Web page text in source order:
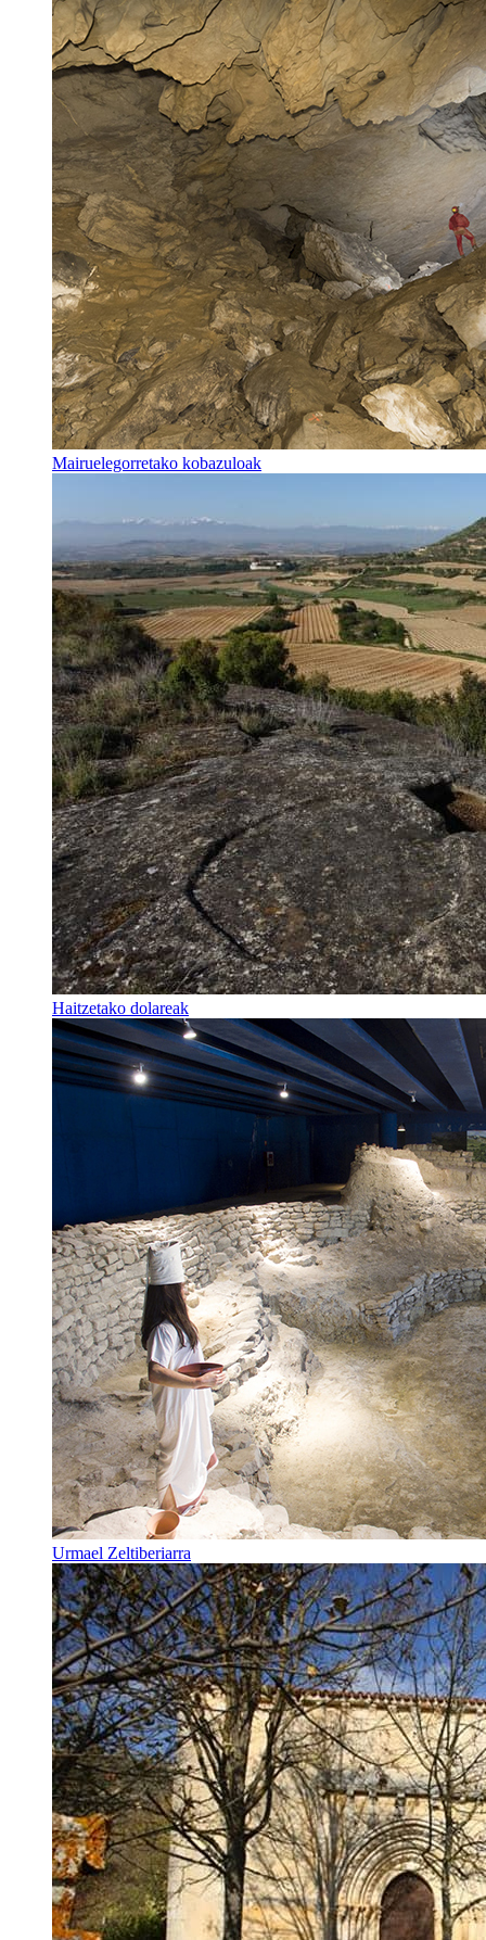
Mairuelegorretako kobazuloak
Haitzetako dolareak
Urmael Zeltiberiarra